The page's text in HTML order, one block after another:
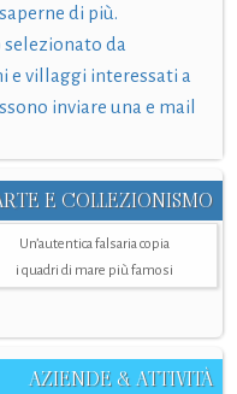
di più.
da
e villaggi interessati a
inviare una e mail
E COLLEZIONISMO
Un’autentica falsaria copia
i quadri di mare più famosi
AZIENDE & ATTIVITÀ